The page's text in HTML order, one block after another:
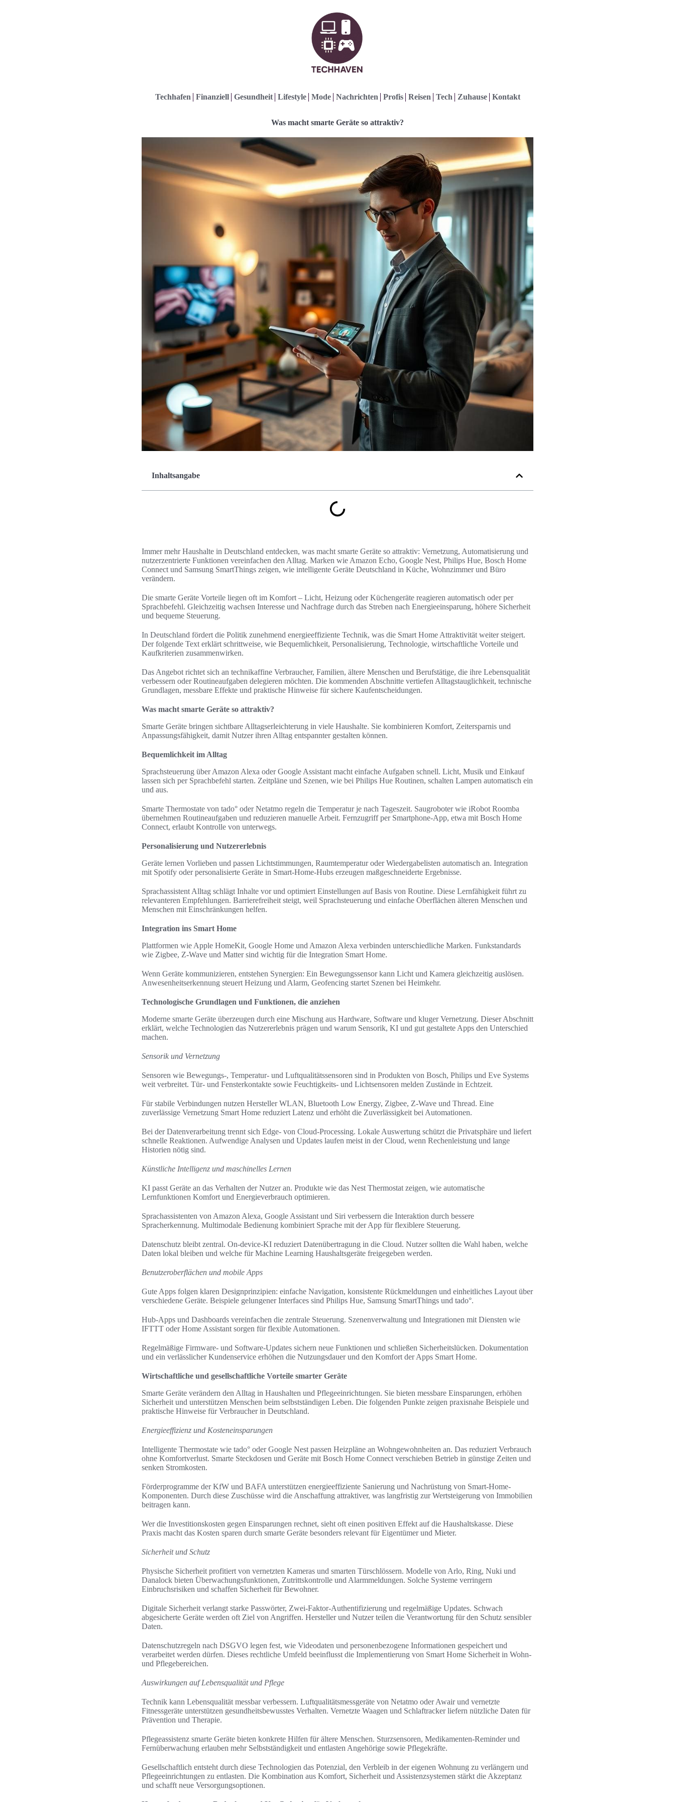
Techhafen Finanziell Gesundheit Lifestyle Mode Nachrichten Profis Reisen Tech Zuhause Kontakt
Was macht smarte Geräte so attraktiv?
Inhaltsangabe
Immer mehr Haushalte in Deutschland entdecken, was macht smarte Geräte so attraktiv: Vernetzung, Automatisierung und
nutzerzentrierte Funktionen vereinfachen den Alltag. Marken wie Amazon Echo, Google Nest, Philips Hue, Bosch Home
Connect und Samsung SmartThings zeigen, wie intelligente Geräte Deutschland in Küche, Wohnzimmer und Büro
verändern.
Die smarte Geräte Vorteile liegen oft im Komfort – Licht, Heizung oder Küchengeräte reagieren automatisch oder per
Sprachbefehl. Gleichzeitig wachsen Interesse und Nachfrage durch das Streben nach Energieeinsparung, höhere Sicherheit
und bequeme Steuerung.
In Deutschland fördert die Politik zunehmend energieeffiziente Technik, was die Smart Home Attraktivität weiter steigert.
Der folgende Text erklärt schrittweise, wie Bequemlichkeit, Personalisierung, Technologie, wirtschaftliche Vorteile und
Kaufkriterien zusammenwirken.
Das Angebot richtet sich an technikaffine Verbraucher, Familien, ältere Menschen und Berufstätige, die ihre Lebensqualität
verbessern oder Routineaufgaben delegieren möchten. Die kommenden Abschnitte vertiefen Alltagstauglichkeit, technische
Grundlagen, messbare Effekte und praktische Hinweise für sichere Kaufentscheidungen.
Was macht smarte Geräte so attraktiv?
Smarte Geräte bringen sichtbare Alltagserleichterung in viele Haushalte. Sie kombinieren Komfort, Zeitersparnis und
Anpassungsfähigkeit, damit Nutzer ihren Alltag entspannter gestalten können.
Bequemlichkeit im Alltag
Sprachsteuerung über Amazon Alexa oder Google Assistant macht einfache Aufgaben schnell. Licht, Musik und Einkauf
lassen sich per Sprachbefehl starten. Zeitpläne und Szenen, wie bei Philips Hue Routinen, schalten Lampen automatisch ein
und aus.
Smarte Thermostate von tado° oder Netatmo regeln die Temperatur je nach Tageszeit. Saugroboter wie iRobot Roomba
übernehmen Routineaufgaben und reduzieren manuelle Arbeit. Fernzugriff per Smartphone-App, etwa mit Bosch Home
Connect, erlaubt Kontrolle von unterwegs.
Personalisierung und Nutzererlebnis
Geräte lernen Vorlieben und passen Lichtstimmungen, Raumtemperatur oder Wiedergabelisten automatisch an. Integration
mit Spotify oder personalisierte Geräte in Smart-Home-Hubs erzeugen maßgeschneiderte Ergebnisse.
Sprachassistent Alltag schlägt Inhalte vor und optimiert Einstellungen auf Basis von Routine. Diese Lernfähigkeit führt zu
relevanteren Empfehlungen. Barrierefreiheit steigt, weil Sprachsteuerung und einfache Oberflächen älteren Menschen und
Menschen mit Einschränkungen helfen.
Integration ins Smart Home
Plattformen wie Apple HomeKit, Google Home und Amazon Alexa verbinden unterschiedliche Marken. Funkstandards
wie Zigbee, Z-Wave und Matter sind wichtig für die Integration Smart Home.
Wenn Geräte kommunizieren, entstehen Synergien: Ein Bewegungssensor kann Licht und Kamera gleichzeitig auslösen.
Anwesenheitserkennung steuert Heizung und Alarm, Geofencing startet Szenen bei Heimkehr.
Technologische Grundlagen und Funktionen, die anziehen
Moderne smarte Geräte überzeugen durch eine Mischung aus Hardware, Software und kluger Vernetzung. Dieser Abschnitt
erklärt, welche Technologien das Nutzererlebnis prägen und warum Sensorik, KI und gut gestaltete Apps den Unterschied
machen.
Sensorik und Vernetzung
Sensoren wie Bewegungs-, Temperatur- und Luftqualitätssensoren sind in Produkten von Bosch, Philips und Eve Systems
weit verbreitet. Tür- und Fensterkontakte sowie Feuchtigkeits- und Lichtsensoren melden Zustände in Echtzeit.
Für stabile Verbindungen nutzen Hersteller WLAN, Bluetooth Low Energy, Zigbee, Z-Wave und Thread. Eine
zuverlässige Vernetzung Smart Home reduziert Latenz und erhöht die Zuverlässigkeit bei Automationen.
Bei der Datenverarbeitung trennt sich Edge- von Cloud-Processing. Lokale Auswertung schützt die Privatsphäre und liefert
schnelle Reaktionen. Aufwendige Analysen und Updates laufen meist in der Cloud, wenn Rechenleistung und lange
Historien nötig sind.
Künstliche Intelligenz und maschinelles Lernen
KI passt Geräte an das Verhalten der Nutzer an. Produkte wie das Nest Thermostat zeigen, wie automatische
Lernfunktionen Komfort und Energieverbrauch optimieren.
Sprachassistenten von Amazon Alexa, Google Assistant und Siri verbessern die Interaktion durch bessere
Spracherkennung. Multimodale Bedienung kombiniert Sprache mit der App für flexiblere Steuerung.
Datenschutz bleibt zentral. On-device-KI reduziert Datenübertragung in die Cloud. Nutzer sollten die Wahl haben, welche
Daten lokal bleiben und welche für Machine Learning Haushaltsgeräte freigegeben werden.
Benutzeroberflächen und mobile Apps
Gute Apps folgen klaren Designprinzipien: einfache Navigation, konsistente Rückmeldungen und einheitliches Layout über
verschiedene Geräte. Beispiele gelungener Interfaces sind Philips Hue, Samsung SmartThings und tado°.
Hub-Apps und Dashboards vereinfachen die zentrale Steuerung. Szenenverwaltung und Integrationen mit Diensten wie
IFTTT oder Home Assistant sorgen für flexible Automationen.
Regelmäßige Firmware- und Software-Updates sichern neue Funktionen und schließen Sicherheitslücken. Dokumentation
und ein verlässlicher Kundenservice erhöhen die Nutzungsdauer und den Komfort der Apps Smart Home.
Wirtschaftliche und gesellschaftliche Vorteile smarter Geräte
Smarte Geräte verändern den Alltag in Haushalten und Pflegeeinrichtungen. Sie bieten messbare Einsparungen, erhöhen
Sicherheit und unterstützen Menschen beim selbstständigen Leben. Die folgenden Punkte zeigen praxisnahe Beispiele und
praktische Hinweise für Verbraucher in Deutschland.
Energieeffizienz und Kosteneinsparungen
Intelligente Thermostate wie tado° oder Google Nest passen Heizpläne an Wohngewohnheiten an. Das reduziert Verbrauch
ohne Komfortverlust. Smarte Steckdosen und Geräte mit Bosch Home Connect verschieben Betrieb in günstige Zeiten und
senken Stromkosten.
Förderprogramme der KfW und BAFA unterstützen energieeffiziente Sanierung und Nachrüstung von Smart-Home-
Komponenten. Durch diese Zuschüsse wird die Anschaffung attraktiver, was langfristig zur Wertsteigerung von Immobilien
beitragen kann.
Wer die Investitionskosten gegen Einsparungen rechnet, sieht oft einen positiven Effekt auf die Haushaltskasse. Diese
Praxis macht das Kosten sparen durch smarte Geräte besonders relevant für Eigentümer und Mieter.
Sicherheit und Schutz
Physische Sicherheit profitiert von vernetzten Kameras und smarten Türschlössern. Modelle von Arlo, Ring, Nuki und
Danalock bieten Überwachungsfunktionen, Zutrittskontrolle und Alarmmeldungen. Solche Systeme verringern
Einbruchsrisiken und schaffen Sicherheit für Bewohner.
Digitale Sicherheit verlangt starke Passwörter, Zwei-Faktor-Authentifizierung und regelmäßige Updates. Schwach
abgesicherte Geräte werden oft Ziel von Angriffen. Hersteller und Nutzer teilen die Verantwortung für den Schutz sensibler
Daten.
Datenschutzregeln nach DSGVO legen fest, wie Videodaten und personenbezogene Informationen gespeichert und
verarbeitet werden dürfen. Dieses rechtliche Umfeld beeinflusst die Implementierung von Smart Home Sicherheit in Wohn-
und Pflegebereichen.
Auswirkungen auf Lebensqualität und Pflege
Technik kann Lebensqualität messbar verbessern. Luftqualitätsmessgeräte von Netatmo oder Awair und vernetzte
Fitnessgeräte unterstützen gesundheitsbewusstes Verhalten. Vernetzte Waagen und Schlaftracker liefern nützliche Daten für
Prävention und Therapie.
Pflegeassistenz smarte Geräte bieten konkrete Hilfen für ältere Menschen. Sturzsensoren, Medikamenten-Reminder und
Fernüberwachung erlauben mehr Selbstständigkeit und entlasten Angehörige sowie Pflegekräfte.
Gesellschaftlich entsteht durch diese Technologien das Potenzial, den Verbleib in der eigenen Wohnung zu verlängern und
Pflegeeinrichtungen zu entlasten. Die Kombination aus Komfort, Sicherheit und Assistenzsystemen stärkt die Akzeptanz
und schafft neue Versorgungsoptionen.